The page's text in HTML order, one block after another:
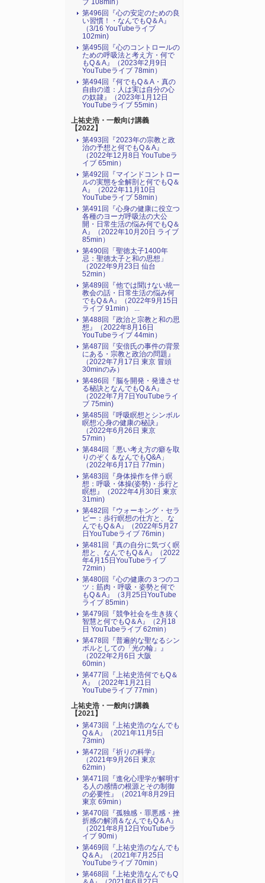
ブ 108min）
第496回『心の安定のための良
い習慣！・なんでもQ＆A』
（3/16 YouTubeライブ
102min)
第495回『心のコントロールの
ための呼吸法と考え方・何で
もQ＆A』（2023年2月9日
YouTubeライブ 78min）
第494回『何でもQ＆A・真の
自由の道：人は実は自分の心
の奴隷』（2023年1月12日
YouTubeライブ 55min）
上祐史浩・一般向け講義
【2022】
第493回『2023年の宗教と政
治の予想と何でもQ＆A』
（2022年12月8日 YouTubeラ
イブ 65min）
第492回『マインドコントロー
ルの実態を全解剖と何でもQ＆
A』（2022年11月10日
YouTubeライブ 58min）
第491回『心身の健康に役立つ
各種のヨーガ呼吸法の大公
開・日常生活の悩み何でもQ＆
A』（2022年10月20日 ライブ
85min）
第490回「聖徳太子1400年
忌：聖徳太子と和の思想」
（2022年9月23日 仙台
52min）
第489回『他では聞けない統一
教会の話・日常生活の悩み何
でもQ＆A』（2022年9月15日
ライブ 91min） ...
第488回『政治と宗教と和の思
想』（2022年8月16日
YouTubeライブ 44min）
第487回『安倍氏の事件の背景
にある・宗教と政治の問題』
（2022年7月17日 東京 冒頭
30minのみ）
第486回『脳を開発・発達させ
る秘訣となんでもQ＆A』
（2022年7月7日YouTubeライ
ブ 75min)
第485回『呼吸瞑想とシンボル
瞑想:心身の健康の秘訣』
（2022年6月26日 東京
57min）
第484回「悪い考え方の癖を取
りのぞく＆なんでもQ&A」
（2022年6月17日 77min）
第483回『身体操作を伴う瞑
想：呼吸・体操(姿勢)・歩行と
瞑想』（2022年4月30日 東京
31min)
第482回『ウォーキング・セラ
ピー：歩行瞑想の仕方と、な
んでもQ＆A』（2022年5月27
日YouTubeライブ 76min）
第481回『真の自分に気づく瞑
想と、なんでもQ＆A』（2022
年4月15日YouTubeライブ
72min）
第480回『心の健康の３つのコ
ツ：筋肉・呼吸・姿勢と何で
もQ＆A』（3月25日YouTube
ライブ 85min）
第479回『競争社会を生き抜く
智慧と何でもQ＆A』（2月18
日 YouTubeライブ 62min）
第478回『普遍的な聖なるシン
ボルとしての「光の輪」』
（2022年2月6日 大阪
60min）
第477回『上祐史浩何でもQ＆
A』（2022年1月21日
YouTubeライブ 77min）
上祐史浩・一般向け講義
【2021】
第473回『上祐史浩のなんでも
Q＆A』（2021年11月5日
73min)
第472回『祈りの科学』
（2021年9月26日 東京
62min）
第471回『進化心理学が解明す
る人の感情の根源とその制御
の必要性』（2021年8月29日
東京 69min）
第470回『孤独感・罪悪感・挫
折感の解消＆なんでもQ＆A』
（2021年8月12日YouTubeラ
イブ 90mi）
第469回『上祐史浩のなんでも
Q＆A』（2021年7月25日
YouTubeライブ 70min）
第468回『上祐史浩なんでもQ